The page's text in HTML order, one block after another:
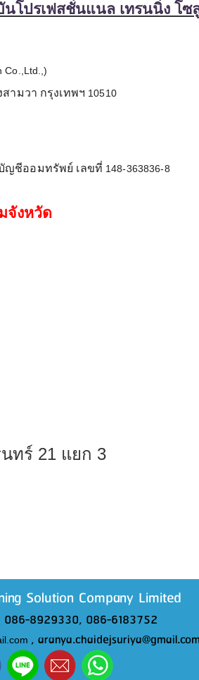
โปรเฟสชั่นแนล เทรนนิ่ง โซ
Co.,Ltd.,)
ามวา กรุงเทพฯ 10510
ญชีออมทรัพย์ เลขที่ 148-363836-8
จังหวัด
ทร์ 21 แยก 3
Solution Company Limited
086-8929330, 086-6183752
,